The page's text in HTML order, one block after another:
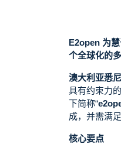
E2open 为
个全球化的
澳大利亚悉尼
具有约束力
下简称“
成，并需满
核心要点